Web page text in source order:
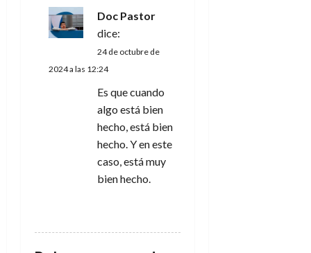
Doc Pastor
dice:
24 de octubre de
2024 a las 12:24
Es que cuando
algo está bien
hecho, está bien
hecho. Y en este
caso, está muy
bien hecho.